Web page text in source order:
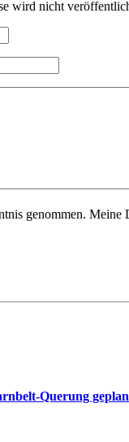
wird nicht
genommen. Meine
Querung